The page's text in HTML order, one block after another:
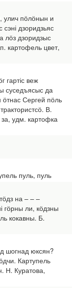
улич пӧлӧнын и
дзоридзьяс
лӧз дзоридзыс
картофель цвет,
гартіс веж
суседъясыс да
Сергей пӧль
В.
удм. картофка
пуль, пуль
на – – –
гӧрны ли, кӧдзны
кокавны. Б.
шогнад юксян?
Картупель
Н. Куратова,